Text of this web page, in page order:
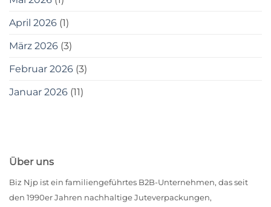
April 2026 (1)
März 2026 (3)
Februar 2026 (3)
Januar 2026 (11)
Über uns
Biz Njp ist ein familiengeführtes B2B-Unternehmen, das seit
den 1990er Jahren nachhaltige Juteverpackungen,